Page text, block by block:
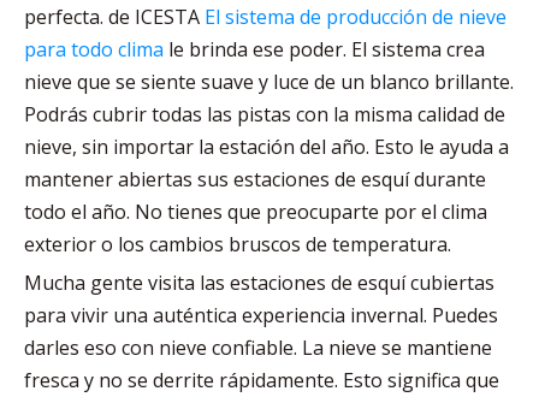
perfecta. de ICESTA El sistema de producción de nieve
para todo clima le brinda ese poder. El sistema crea
nieve que se siente suave y luce de un blanco brillante.
Podrás cubrir todas las pistas con la misma calidad de
nieve, sin importar la estación del año. Esto le ayuda a
mantener abiertas sus estaciones de esquí durante
todo el año. No tienes que preocuparte por el clima
exterior o los cambios bruscos de temperatura.
Mucha gente visita las estaciones de esquí cubiertas
para vivir una auténtica experiencia invernal. Puedes
darles eso con nieve confiable. La nieve se mantiene
fresca y no se derrite rápidamente. Esto significa que